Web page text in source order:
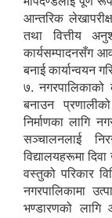
आन्तरिक
तथा वित्तीय
कार्यसम्पादनसँग
बनाई कार्यान्वयन
७. नगरपालिकाको
बनाउन
निर्माणका लागि
सञ्चालनलाई
विद्यालयहरूमा
वस्तुको परिकार
नगरपालिकामा
भण्डारणको